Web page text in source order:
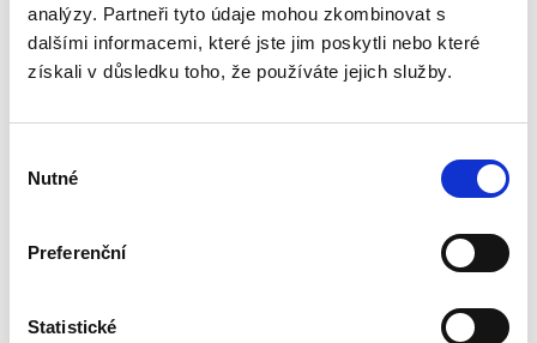
analýzy. Partneři tyto údaje mohou zkombinovat s
dalšími informacemi, které jste jim poskytli nebo které
získali v důsledku toho, že používáte jejich služby.
souhlasu
Nutné
Preferenční
Statistické
Bewertungen unserer Kunden
Dieses Produkt wurde noch nicht bewertet.